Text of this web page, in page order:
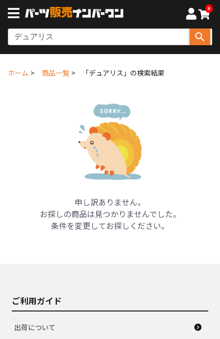
0
ホーム 商品一覧 「デュアリス」の検索結果
申し訳ありません。
お探しの商品は見つかりませんでした。
条件を変更してお探しください。
ご利用ガイド
出荷について